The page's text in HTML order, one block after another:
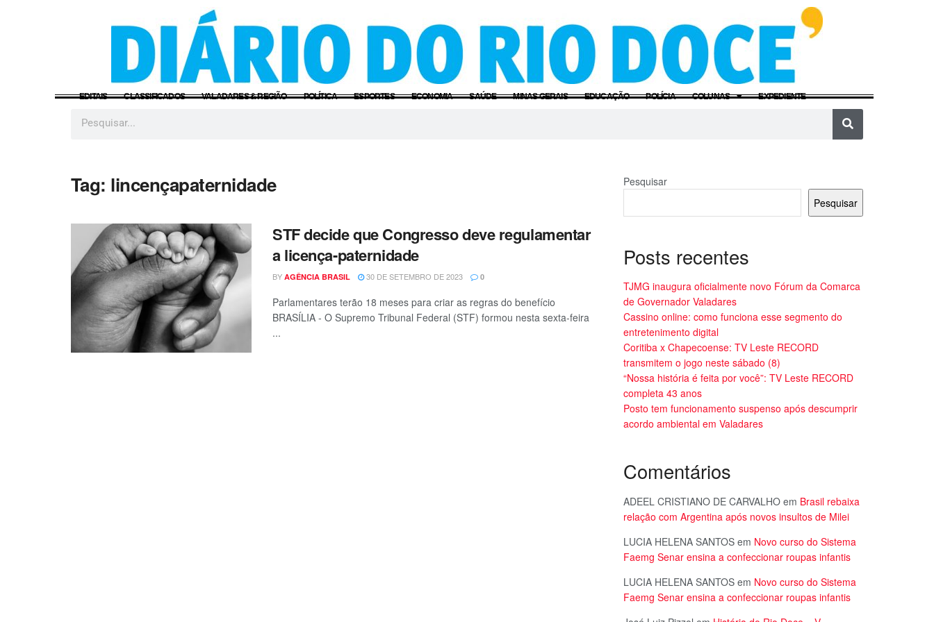
EDITAIS CLASSIFICADOS VALADARES & REGIÃO POLÍTICA ESPORTES ECONOMIA SAÚDE MINAS GERAIS EDUCAÇÃO POLÍCIA COLUNAS EXPEDIENTE
Tag: lincençapaternidade
STF decide que Congresso deve regulamentar
a licença-paternidade
BY AGÊNCIA BRASIL 30 DE SETEMBRO DE 2023 0
Parlamentares terão 18 meses para criar as regras do benefício
BRASÍLIA - O Supremo Tribunal Federal (STF) formou nesta sexta-feira
...
Pesquisar
Pesquisar
Posts recentes
TJMG inaugura oficialmente novo Fórum da Comarca
de Governador Valadares
Cassino online: como funciona esse segmento do
entretenimento digital
Coritiba x Chapecoense: TV Leste RECORD
transmitem o jogo neste sábado (8)
“Nossa história é feita por você”: TV Leste RECORD
completa 43 anos
Posto tem funcionamento suspenso após descumprir
acordo ambiental em Valadares
Comentários
ADEEL CRISTIANO DE CARVALHO em Brasil rebaixa
relação com Argentina após novos insultos de Milei
LUCIA HELENA SANTOS em Novo curso do Sistema
Faemg Senar ensina a confeccionar roupas infantis
LUCIA HELENA SANTOS em Novo curso do Sistema
Faemg Senar ensina a confeccionar roupas infantis